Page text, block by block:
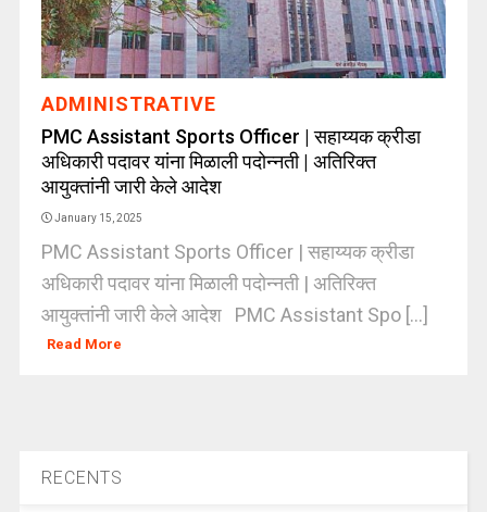
ADMINISTRATIVE
PMC Assistant Sports Officer | सहाय्यक क्रीडा
अधिकारी पदावर यांना मिळाली पदोन्नती | अतिरिक्त
आयुक्तांनी जारी केले आदेश
January 15, 2025
PMC Assistant Sports Officer | सहाय्यक क्रीडा
अधिकारी पदावर यांना मिळाली पदोन्नती | अतिरिक्त
आयुक्तांनी जारी केले आदेश PMC Assistant Spo [...]
Read More
RECENTS